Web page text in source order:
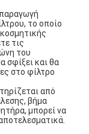
το οποίο
τις
του
σφίξει και θα
στο φίλτρο
από
βήμα
μπορεί να